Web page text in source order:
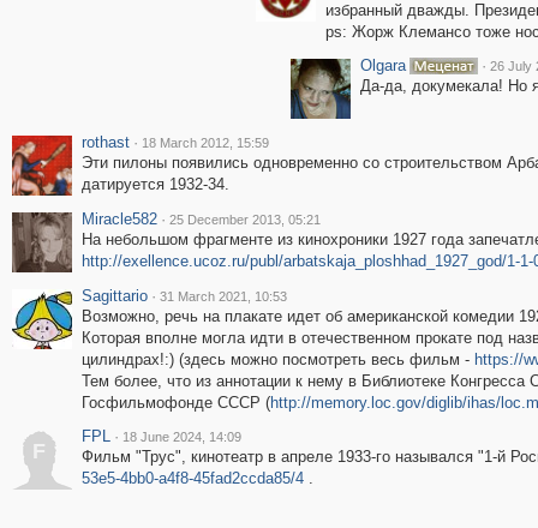
избранный дважды.
ps: Жорж Клемансо тоже
Olgara
· 26 July
Да-да, докумекала! Но
rothast · 18 March 2012, 15:59
Эти пилоны появились одновременно со строительством
датируется 1932-34.
Miracle582 · 25 December 2013, 05:21
На небольшом фрагменте из кинохроники 1927 года
http://exellence.ucoz.ru/publ/arbatskaja_ploshhad_1927_god/1-1-
Sagittario · 31 March 2021, 10:53
Возможно, речь на плакате идет об американской комедии
Которая вполне могла идти в отечественном прокате под
цилиндрах!:) (здесь можно посмотреть весь фильм - https://
Тем более, что из аннотации к нему в Библиотеке
Госфильмофонде СССР (http://memory.loc.gov/diglib/ihas/
F
FPL · 18 June 2024, 14:09
Фильм "Трус", кинотеатр в апреле 1933-го назывался "1-й
53e5-4bb0-a4f8-45fad2ccda85/4.